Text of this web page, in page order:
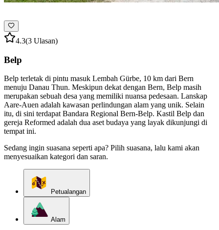
4.3(3 Ulasan)
Belp
Belp terletak di pintu masuk Lembah Gürbe, 10 km dari Bern
menuju Danau Thun. Meskipun dekat dengan Bern, Belp masih
merupakan sebuah desa yang memiliki nuansa pedesaan. Lanskap
Aare-Auen adalah kawasan perlindungan alam yang unik. Selain
itu, di sini terdapat Bandara Regional Bern-Belp. Kastil Belp dan
gereja Reformed adalah dua aset budaya yang layak dikunjungi di
tempat ini.
Sedang ingin suasana seperti apa? Pilih suasana, lalu kami akan
menyesuaikan kategori dan saran.
Petualangan
Alam